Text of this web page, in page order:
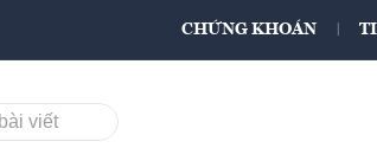
CHỨNG KHOÁN